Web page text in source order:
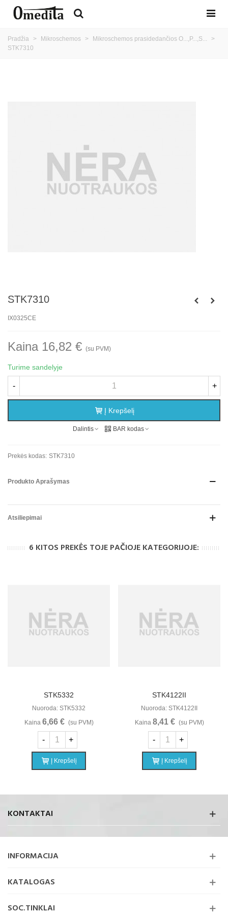
Pradžia > Mikroschemos > Mikroschemos prasidedančios O...,P...,S...
>
STK7310
STK7310
IX0325CE
Kaina 16,82 € (su PVM)
Turime sandelyje
- +
Į Krepšelį
Dalintis BAR kodas
Prekės kodas: STK7310
Produkto Aprašymas
Atsiliepimai
6 KITOS PREKĖS TOJE PAČIOJE KATEGORIJOJE:
STK5332
Nuoroda: STK5332
Kaina 6,66 € (su PVM)
- +
Į Krepšelį
STK4122II
Nuoroda: STK4122II
Kaina 8,41 € (su PVM)
- +
Į Krepšelį
KONTAKTAI
INFORMACIJA
KATALOGAS
SOC.TINKLAI